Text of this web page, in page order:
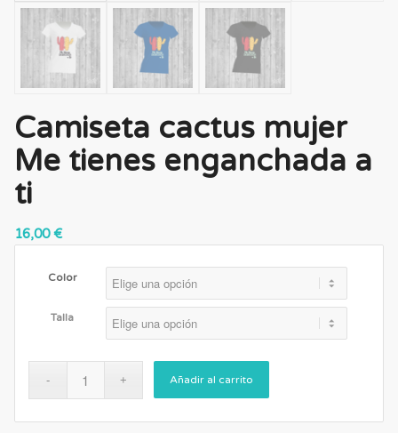
Camiseta cactus mujer
Me tienes enganchada a
ti
16,00€
Color
Talla
Añadir al carrito